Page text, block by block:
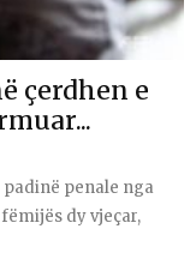
çerdhen e
penale nga
dy vjeçar,